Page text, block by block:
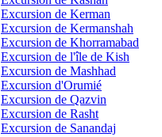
Excursion de Kerman
Excursion de Kermanshah
Excursion de Khorramabad
Excursion de l'île de Kish
Excursion de Mashhad
Excursion d'Orumié
Excursion de Qazvin
Excursion de Rasht
Excursion de Sanandaj